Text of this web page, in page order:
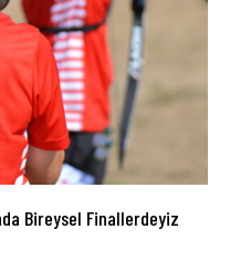
Bireysel Finallerdeyiz